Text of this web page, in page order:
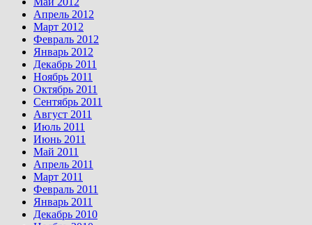
Апрель 2012
Март 2012
Февраль 2012
Январь 2012
Декабрь 2011
Ноябрь 2011
Октябрь 2011
Сентябрь 2011
Август 2011
Июль 2011
Июнь 2011
Май 2011
Апрель 2011
Март 2011
Февраль 2011
Январь 2011
Декабрь 2010